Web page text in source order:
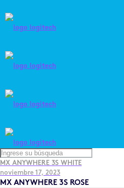
MX ANYWHERE 3S WHITE
noviembre 17, 2023
MX ANYWHERE 3S ROSE